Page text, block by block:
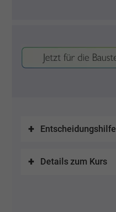
Entscheidungshilfe
Details zum Kurs